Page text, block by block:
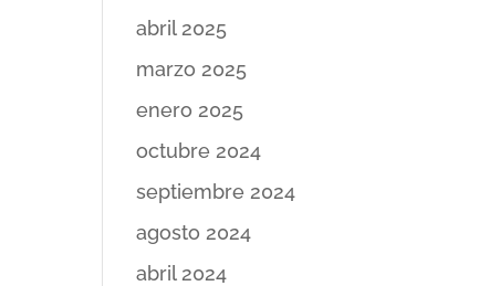
abril 2025
marzo 2025
enero 2025
octubre 2024
septiembre 2024
agosto 2024
abril 2024